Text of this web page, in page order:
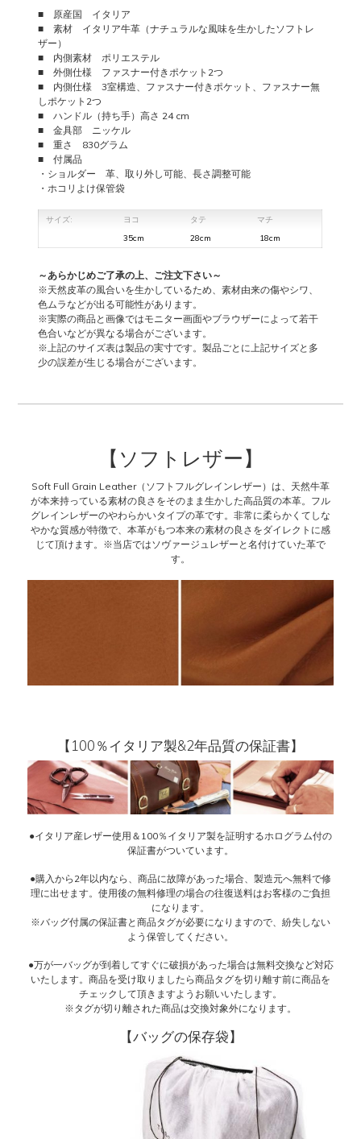
■ 原産国 イタリア
■ 素材 イタリア牛革（ナチュラルな風味を生かしたソフトレ
ザー）
■ 内側素材 ポリエステル
■ 外側仕様 ファスナー付きポケット2つ
■ 内側仕様 3室構造、ファスナー付きポケット、ファスナー無
しポケット2つ
■ ハンドル（持ち手）高さ 24 cm
■ 金具部 ニッケル
■ 重さ 830グラム
■ 付属品
・ショルダー 革、取り外し可能、長さ調整可能
・ホコリよけ保管袋
サイズ: ヨコ タテ
マチ
35cm
28cm 18cm
～あらかじめご了承の上、ご注文下さい～
※天然皮革の風合いを生かしているため、素材由来の傷やシワ、
色ムラなどが出る可能性があります。
※実際の商品と画像ではモニター画面やブラウザーによって若干
色合いなどが異なる場合がございます。
※上記のサイズ表は製品の実寸です。製品ごとに上記サイズと多
少の誤差が生じる場合がございます。
【ソフトレザー】
Soft Full Grain Leather（ソフトフルグレインレザー）は、天然牛革
が本来持っている素材の良さをそのまま生かした高品質の本革。フル
グレインレザーのやわらかいタイプの革です。非常に柔らかくてしな
やかな質感が特徴で、本革がもつ本来の素材の良さをダイレクトに感
じて頂けます。※当店ではソヴァージュレザーと名付けていた革で
す。
【100％イタリア製&2年品質の保証書】
●イタリア産レザー使用＆100％イタリア製を証明するホログラム付の
保証書がついています。
●購入から2年以内なら、商品に故障があった場合、製造元へ無料で修
理に出せます。使用後の無料修理の場合の往復送料はお客様のご負担
になります。
※バッグ付属の保証書と商品タグが必要になりますので、紛失しない
よう保管してください。
●万が一バッグが到着してすぐに破損があった場合は無料交換など対応
いたします。商品を受け取りましたら商品タグを切り離す前に商品を
チェックして頂きますようお願いいたします。
※タグが切り離された商品は交換対象外になります。
【バッグの保存袋】